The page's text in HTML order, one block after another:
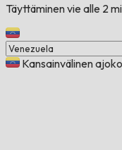
Täyttäminen vie alle 2
Kansainvälinen